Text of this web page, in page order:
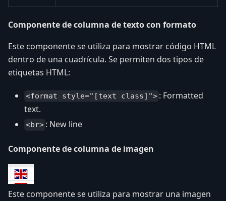
Componente de columna de texto con formato
Este componente se utiliza para mostrar código HTML
dentro de una cuadrícula. Se permiten dos tipos de
etiquetas HTML:
<format style="[text class]"> : Formatted
text.
<br> : New line
Componente de columna de imagen
Este componente se utiliza para mostrar una imagen